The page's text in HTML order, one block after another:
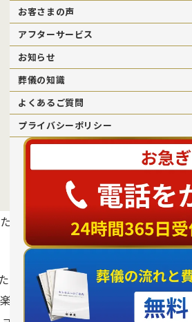
お客さまの声
アフターサービス
お知らせ
葬儀の知識
よくあるご質問
プライバシーポリシー
だきまし
き、盛大
しむことが